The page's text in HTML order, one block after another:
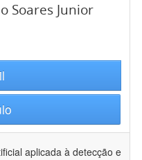
Soares Junior
aplicada à detecção e